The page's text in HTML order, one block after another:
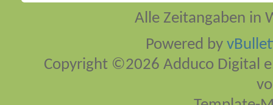
Alle Zeitangaben in
Powered by
Copyright ©2026 Adduco Digital